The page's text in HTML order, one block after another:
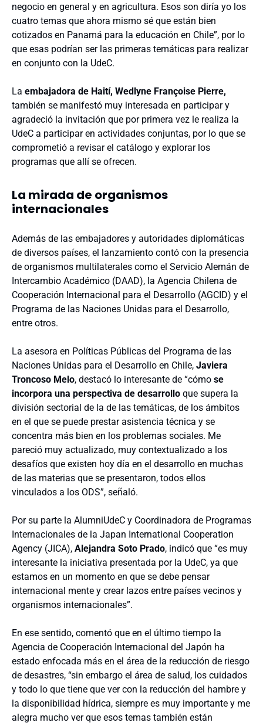
negocio en general y en agricultura. Esos son diría yo los
cuatro temas que ahora mismo sé que están bien
cotizados en Panamá para la educación en Chile”, por lo
que esas podrían ser las primeras temáticas para realizar
en conjunto con la UdeC.
La embajadora de Haití, Wedlyne Françoise Pierre,
también se manifestó muy interesada en participar y
agradeció la invitación que por primera vez le realiza la
UdeC a participar en actividades conjuntas, por lo que se
comprometió a revisar el catálogo y explorar los
programas que allí se ofrecen.
La mirada de organismos
internacionales
Además de las embajadores y autoridades diplomáticas
de diversos países, el lanzamiento contó con la presencia
de organismos multilaterales como el Servicio Alemán de
Intercambio Académico (DAAD), la Agencia Chilena de
Cooperación Internacional para el Desarrollo (AGCID) y el
Programa de las Naciones Unidas para el Desarrollo,
entre otros.
La asesora en Políticas Públicas del Programa de las
Naciones Unidas para el Desarrollo en Chile, Javiera
Troncoso Melo, destacó lo interesante de “cómo se
incorpora una perspectiva de desarrollo que supera la
división sectorial de la de las temáticas, de los ámbitos
en el que se puede prestar asistencia técnica y se
concentra más bien en los problemas sociales. Me
pareció muy actualizado, muy contextualizado a los
desafíos que existen hoy día en el desarrollo en muchas
de las materias que se presentaron, todos ellos
vinculados a los ODS”, señaló.
Por su parte la AlumniUdeC y Coordinadora de Programas
Internacionales de la Japan International Cooperation
Agency (JICA), Alejandra Soto Prado, indicó que “es muy
interesante la iniciativa presentada por la UdeC, ya que
estamos en un momento en que se debe pensar
internacional mente y crear lazos entre países vecinos y
organismos internacionales”.
En ese sentido, comentó que en el último tiempo la
Agencia de Cooperación Internacional del Japón ha
estado enfocada más en el área de la reducción de riesgo
de desastres, “sin embargo el área de salud, los cuidados
y todo lo que tiene que ver con la reducción del hambre y
la disponibilidad hídrica, siempre es muy importante y me
alegra mucho ver que esos temas también están